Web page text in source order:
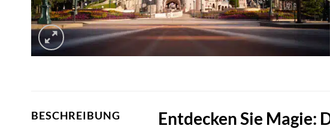
BESCHREIBUNG Entdecken Sie Magie: